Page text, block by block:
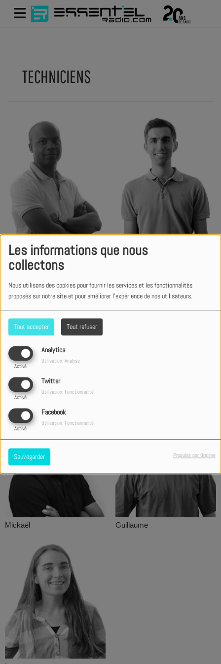
Les informations que nous
collectons
Nous utilisons des cookies pour fournir les services et les fonctionnalités
proposés sur notre site et pour améliorer l'expérience de nos utilisateurs.
Tout accepter Tout refuser
Analytics
Activé
Utilisation: Analyse
Twitter
Activé
Utilisation: Fonctionnalité
Facebook
Activé
Utilisation: Fonctionnalité
Sauvegarder Propulsé par Orejime
TECHNICIENS
Matthieu
Mickaël Guillaume